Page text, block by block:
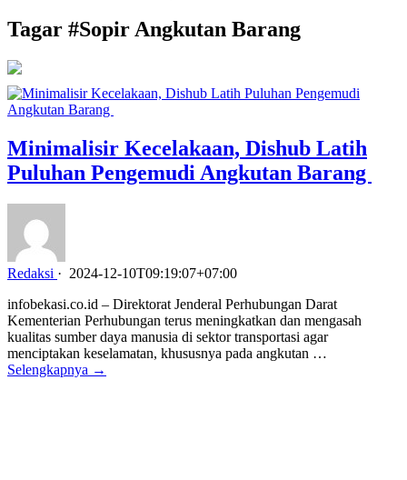
Tagar #Sopir Angkutan Barang
Minimalisir Kecelakaan, Dishub Latih
Puluhan Pengemudi Angkutan Barang
Redaksi · 2024-12-10T09:19:07+07:00
infobekasi.co.id – Direktorat Jenderal Perhubungan Darat
Kementerian Perhubungan terus meningkatkan dan mengasah
kualitas sumber daya manusia di sektor transportasi agar
menciptakan keselamatan, khususnya pada angkutan …
Selengkapnya →